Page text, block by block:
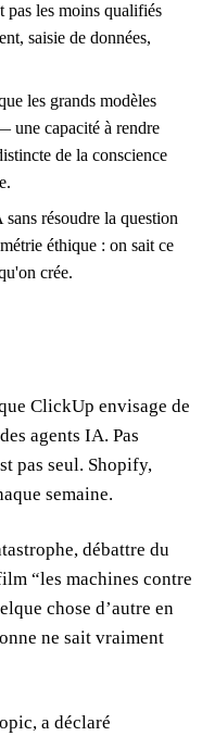
pas les moins qualifiés
saisie de données,
les grands modèles
une capacité à rendre
de la conscience
résoudre la question
éthique : on sait ce
crée.
ClickUp envisage de
agents IA. Pas
pas seul. Shopify,
semaine.
débattre du
“les machines contre
chose d’autre en
ne sait vraiment
a déclaré